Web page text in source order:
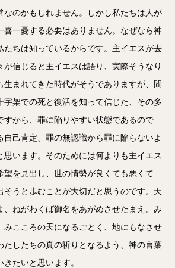
なのかもしれません。しかし私たちは人が
喜一憂する必要はありません。なぜなら神
たちは知っているからです。主イエスが去
が信じると主イエスは語り、実際そうなり
生まれてきた時代がそうでありますが、間
字架での死と復活を知って信じた、その多
すから、罪に陥りやすい状態であるので
自己肯定、罪の無認識から罪に陥らないよ
思います。そのためには何よりも主イエス
望を見出し、世の情勢が良くても悪くて
そうと歩むことが大切だと思うのです。天
、ねがわくば御名をあがめさせたまえ。み
みこころの天になるごとく、地にもなさせ
たしたちの真の祈りとなるよう、神の言葉
たいと思います。